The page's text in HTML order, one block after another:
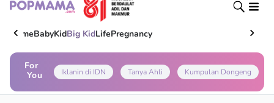
HomeBabyKidBig KidLifePregnancy
For
You
Iklanin di IDN Tanya Ahli Kumpulan Dongeng